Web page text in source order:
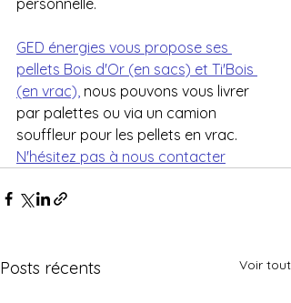
personnelle.
GED énergies vous propose ses
pellets Bois d'Or (en sacs) et Ti'Bois
(en vrac), nous pouvons vous livrer
par palettes ou via un camion
souffleur pour les pellets en vrac.
N'hésitez pas à nous contacter
Posts récents Voir tout